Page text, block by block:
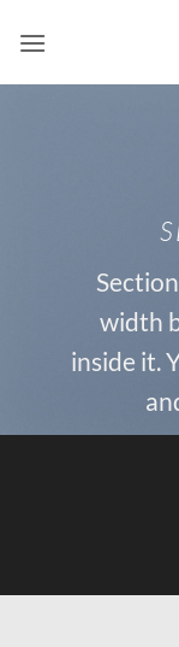
width
inside it.